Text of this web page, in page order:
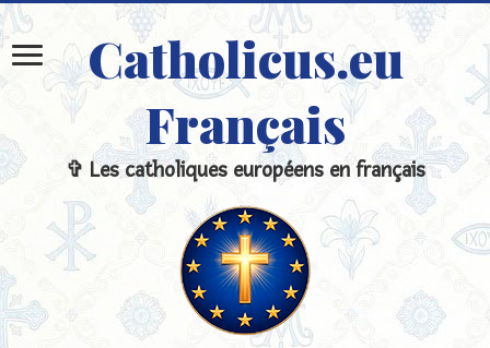
Catholicus.eu
Français
✞ Les catholiques européens en français